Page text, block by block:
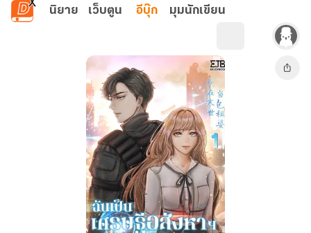
ข้ามไปยังเนื้อหาหลัก
นิยาย เว็บตูน อีบุ๊ก มุมนักเขียน